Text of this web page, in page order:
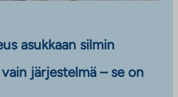
asukkaan silmin
järjestelmä – se on